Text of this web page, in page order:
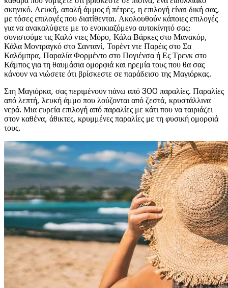
σκηνικό. Λευκή, απαλή άμμος ή πέτρες, η επιλογή είναι δική σας,
με τόσες επιλογές που διατίθενται. Ακολουθούν κάποιες επιλογές
για να ανακαλύψετε με το ενοικιαζόμενο αυτοκίνητό σας:
συνιστούμε τις Καλό ντες Μόρο, Κάλα Βάρκες στο Μανακόρ,
Κάλα Μοντραγκό στο Σαντανί, Τορέντ ντε Παρέις στο Σα
Καλόμπρα, Παραλία Φορμέντο στο Πογιένσα ή Ες Τρενκ στο
Κάμπος για τη θαυμάσια ομορφιά και ηρεμία τους που θα σας
κάνουν να νιώσετε ότι βρίσκεστε σε παράδεισο της Μαγιόρκας.
Στη Μαγιόρκα, σας περιμένουν πάνω από 300 παραλίες. Παραλίες
από λεπτή, λευκή άμμο που λούζονται από ζεστά, κρυστάλλινα
νερά. Μια ευρεία επιλογή από παραλίες με κάτι που να ταιριάζει
στον καθένα, άθικτες, κρυμμένες παραλίες με τη φυσική ομορφιά
τους.